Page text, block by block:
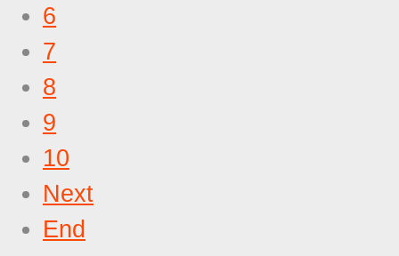
6
7
8
9
10
Next
End